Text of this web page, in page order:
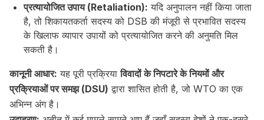
प्रत्यायोजित उपाय (Retaliation): यदि अनुपालन नहीं किया जाता
है, तो शिकायतकर्ता सदस्य को DSB की मंजूरी से प्रभावित सदस्य
के खिलाफ व्यापार उपायों को प्रत्यायोजित करने की अनुमति मिल
सकती है।
कानूनी आधार: यह पूरी प्रक्रियाविवादों के निपटारे के नियमों और
प्रक्रियाओं पर समझ (DSU) द्वारा शासित होती है, जो WTO का एक
अभिन्न अंग है।